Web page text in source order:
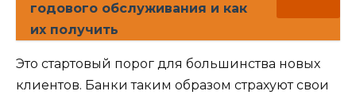
годового обслуживания и как
их получить
Это стартовый порог для большинства новых
клиентов. Банки таким образом страхуют свои